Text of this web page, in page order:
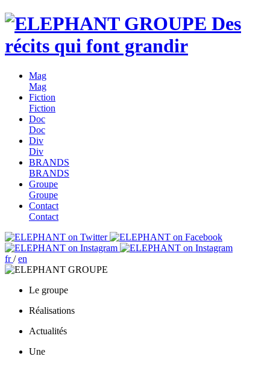
Des
récits qui font grandir
Mag
Mag
Fiction
Fiction
Doc
Doc
Div
Div
BRANDS
BRANDS
Groupe
Groupe
Contact
Contact
fr/ en
Le groupe
Réalisations
Actualités
Une